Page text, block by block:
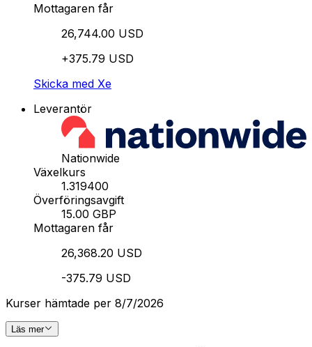
Mottagaren får
26,744.00 USD
+375.79 USD
Skicka med Xe
Leverantör
Nationwide
Växelkurs
1.319400
Överföringsavgift
15.00 GBP
Mottagaren får
26,368.20 USD
-375.79 USD
Kurser hämtade per 8/7/2026
Läs mer